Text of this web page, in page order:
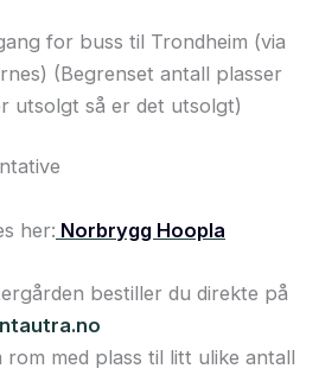
for buss til Trondheim (via
(Begrenset antall plasser
utsolgt så er det utsolgt)
her: Norbrygg Hoopla
bestiller du direkte på
rom med plass til litt ulike antall